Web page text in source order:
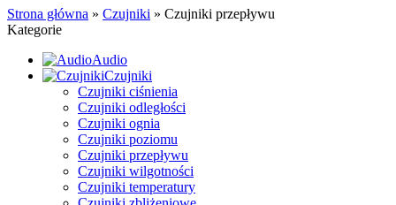
Strona główna » Czujniki » Czujniki przepływu
Kategorie
Audio
Czujniki
Czujniki ciśnienia
Czujniki odległości
Czujniki ognia
Czujniki poziomu
Czujniki przepływu
Czujniki wilgotności
Czujniki temperatury